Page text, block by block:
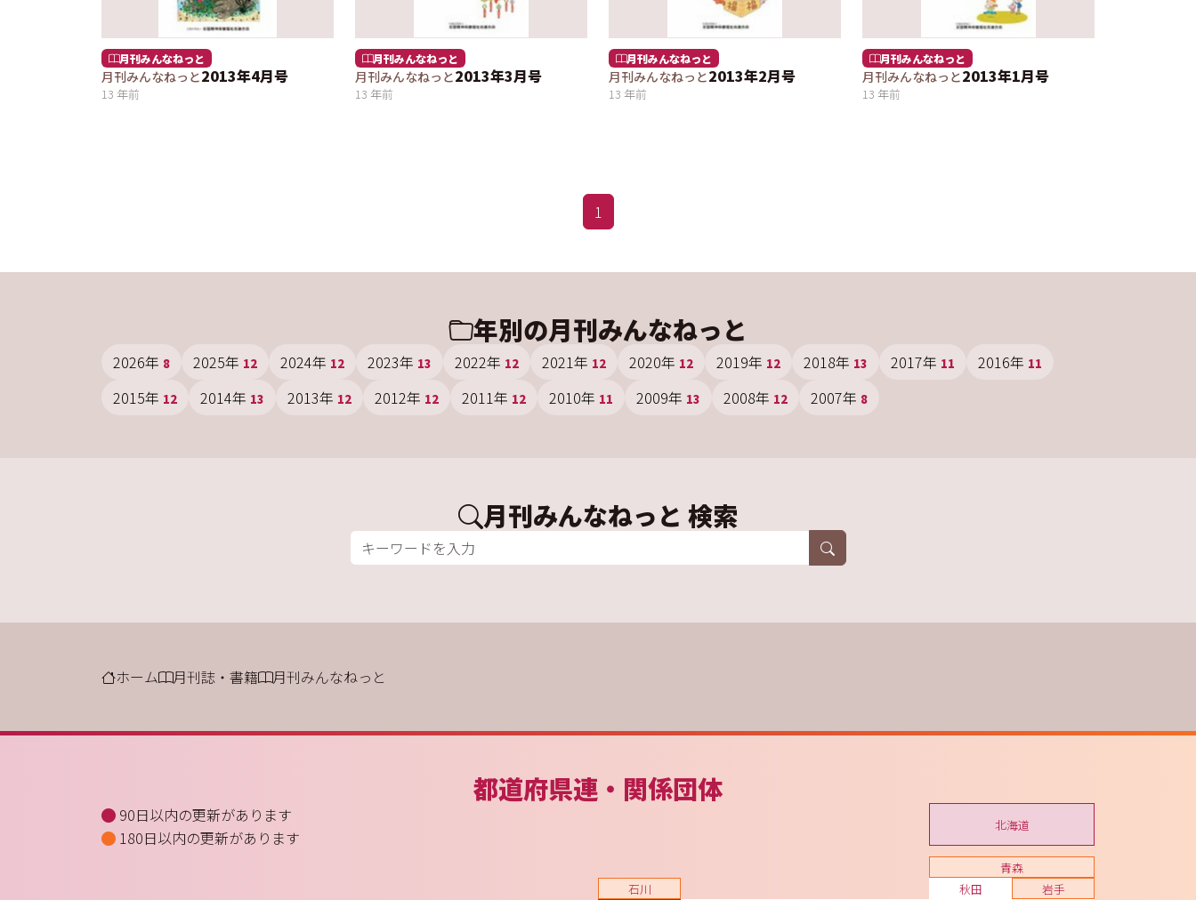
月刊みんなねっと
月刊みんなねっと2013年4月号
13 年前
月刊みんなねっと
月刊みんなねっと2013年3月号
13 年前
月刊みんなねっと
月刊みんなねっと2013年2月号
13 年前
月刊みんなねっと
月刊みんなねっと2013年1月号
13 年前
1
年別の月刊みんなねっと
2026年 8 2025年 12 2024年 12 2023年 13 2022年 12 2021年 12 2020年 12 2019年 12 2018年 13 2017年 11 2016年 11
2015年 12 2014年 13 2013年 12 2012年 12 2011年 12 2010年 11 2009年 13 2008年 12 2007年 8
月刊みんなねっと 検索
ホーム 月刊誌・書籍 月刊みんなねっと
都道府県連・関係団体
90日以内の更新があります
180日以内の更新があります
北海道
青森
岩手
秋田
石川